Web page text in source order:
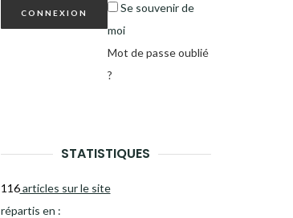
Se souvenir de
moi
Mot de passe oublié
?
STATISTIQUES
116articles sur le site
répartis en :